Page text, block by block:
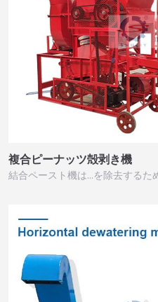
複合ピーナッツ殻剥き機
結合ペースト機は…を除去するた